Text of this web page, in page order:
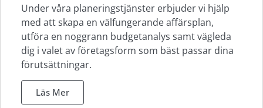
Under våra planeringstjänster erbjuder vi hjälp
med att skapa en välfungerande affärsplan,
utföra en noggrann budgetanalys samt vägleda
dig i valet av företagsform som bäst passar dina
förutsättningar.
Läs Mer